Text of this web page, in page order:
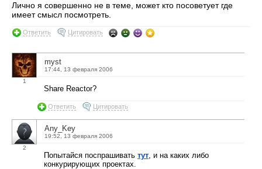
Лично я совершенно не в теме, может кто посоветует где
имеет смысл посмотреть.
Ответить Цитировать
1
myst
17:44, 13 февраля 2006
Share Reactor?
Ответить Цитировать
2
Any_Key
19:52, 13 февраля 2006
Попытайся поспрашивать тут , и на каких либо
конкурирующих проектах.